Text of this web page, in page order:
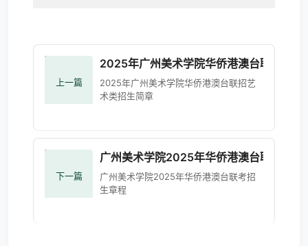
上一篇
2025年广州美术学院华侨港澳台联招艺术
2025年广州美术学院华侨港澳台联招艺
术类招生简章
下一篇
广州美术学院2025年华侨港澳台联考招生
广州美术学院2025年华侨港澳台联考招
生章程